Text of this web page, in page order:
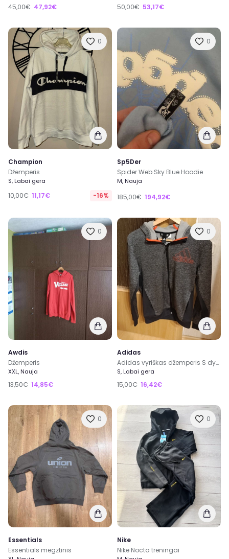
45,00€ 47,92€ 50,00€ 53,17€
0
Champion
Džemperis
S, Labai gera
10,00€ 11,17€ -16%
0
Sp5Der
Spider Web Sky Blue Hoodie
M, Nauja
185,00€ 194,92€
0
Awdis
Džemperis
XXL, Nauja
13,50€ 14,85€
0
Adidas
Adidas vyriškas džemperis S dydžio
S, Labai gera
15,00€ 16,42€
0
Essentials
Essentials megztinis
0
Nike
Nike Nocta treningai